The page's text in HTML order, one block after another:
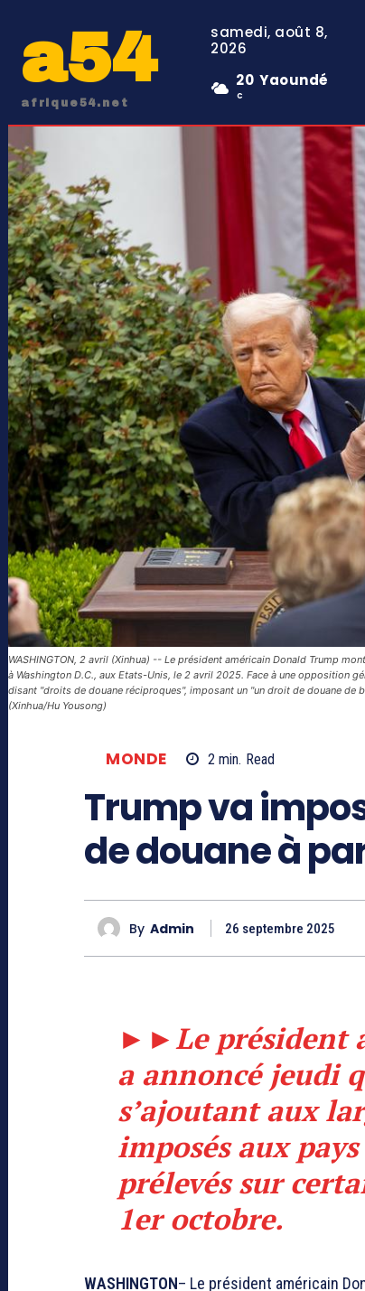
a54
afrique54.net
samedi, août 8,
2026
20
C
Yaoundé
WASHINGTON, 2 avril (Xinhua) -- Le président américain Donald Trump
à Washington D.C., aux Etats-Unis, le 2 avril 2025. Face à une opposition
disant "droits de douane réciproques", imposant un "un droit de douane de
(Xinhua/Hu Yousong)
MONDE 2 min. Read
Trump va
de douane à
By Admin 26 septembre 2025
►►Le président
a annoncé jeudi
s’ajoutant aux
imposés aux
prélevés sur
1er octobre.
WASHINGTON– Le président américain